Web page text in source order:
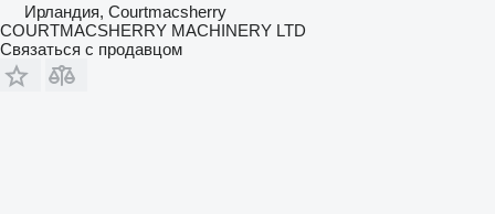
Ирландия, Courtmacsherry
COURTMACSHERRY MACHINERY LTD
Связаться с продавцом